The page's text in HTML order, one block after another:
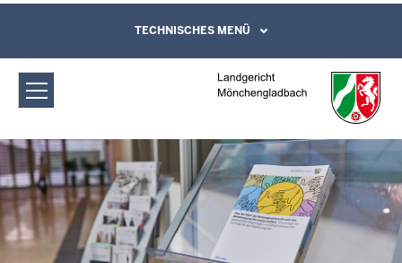
Landgericht Mönchengladbach:
Bildergalerie Gebäude
Direkt zum Inhalt
Leichte Sprache, Gebärdensprachenvideo
und Kontaktformular
TECHNISCHES MENÜ